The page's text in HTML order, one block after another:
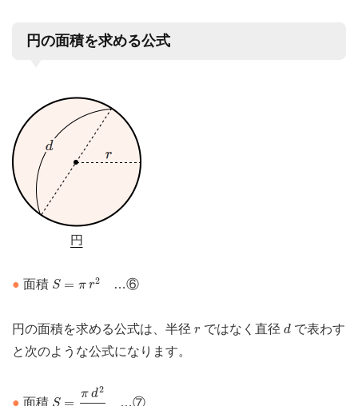
円の面積を求める公式
● 面積 S = πr2
S …⑥
円の面積を求める公式は、半径 r
r ではなく直径 d
d で表わす
と次のような公式になります。
● 面積 =
πd2
4
…⑦